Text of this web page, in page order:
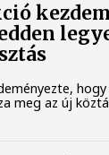
meg az új